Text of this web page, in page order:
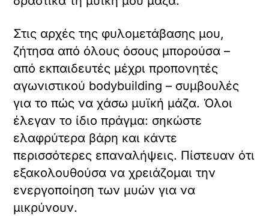
Στις αρχές της φυλομετάβασης μου,
ζήτησα από όλους όσους μπορούσα –
από εκπαιδευτές μέχρι προπονητές
αγωνιστικού bodybuilding – συμβουλές
για το πώς να χάσω μυϊκή μάζα. Όλοι
έλεγαν το ίδιο πράγμα: σηκώστε
ελαφρύτερα βάρη και κάντε
περισσότερες επαναλήψεις. Πίστευαν ότι
εξακολουθούσα να χρειάζομαι την
ενεργοποίηση των μυών για να
μικρύνουν.